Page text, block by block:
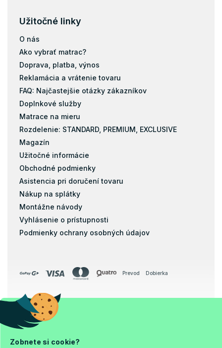
Zobnete si cookie?
Užitočné linky
O nás
Ako vybrať matrac?
Doprava, platba, výnos
Reklamácia a vrátenie tovaru
FAQ: Najčastejšie otázky zákazníkov
Doplnkové služby
Matrace na mieru
Rozdelenie: STANDARD, PREMIUM, EXCLUSIVE
Magazín
Užitočné informácie
Obchodné podmienky
Asistencia pri doručení tovaru
Nákup na splátky
Montážne návody
Vyhlásenie o prístupnosti
Podmienky ochrany osobných údajov
Prevod Dobierka
Copyright 2026
Ja a Matrac
. Všetky práva vyhradené.
Upraviť nastavenie cookies